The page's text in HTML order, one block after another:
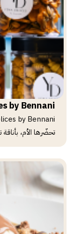
by Bennani
تحضّرها الأم،